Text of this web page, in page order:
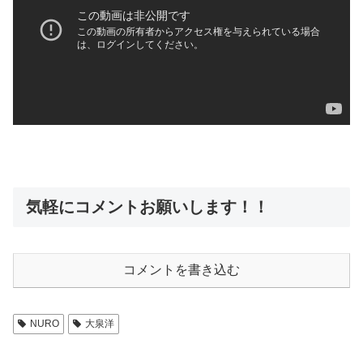
気軽にコメントお願いします！！
コメントを書き込む
NURO 大泉洋